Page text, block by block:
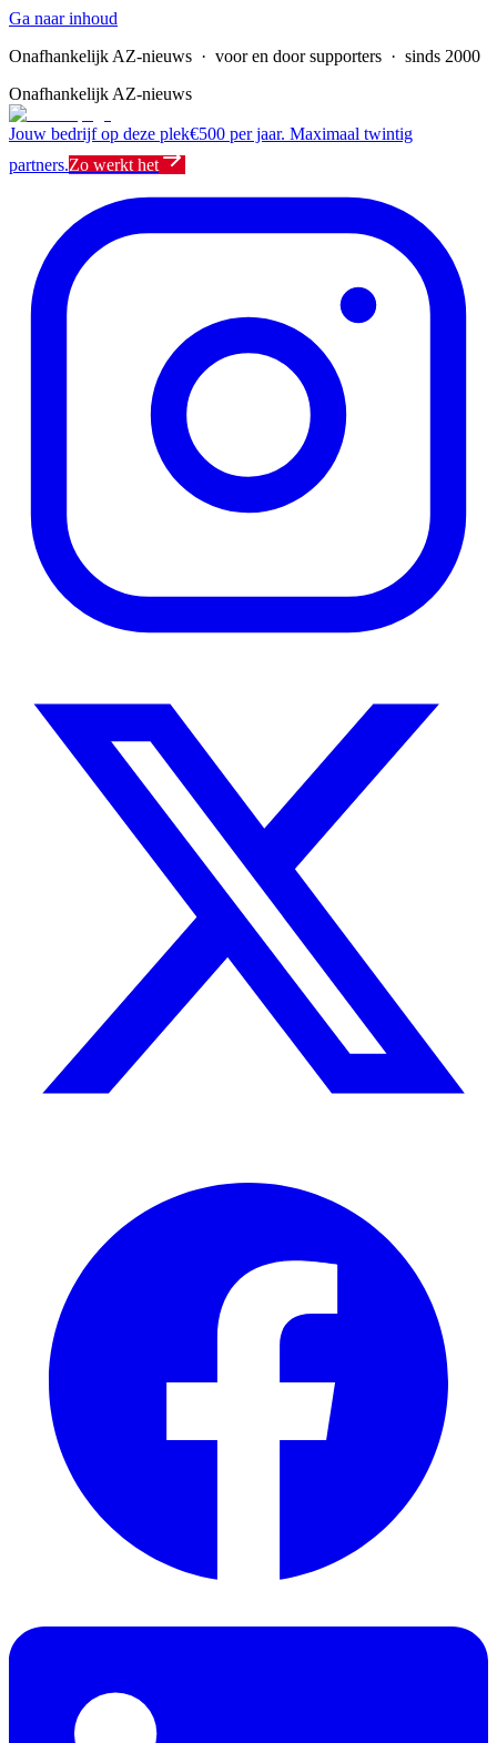
Ga naar inhoud
Onafhankelijk AZ-nieuws · voor en door supporters · sinds 2000
Onafhankelijk AZ-nieuws
Jouw bedrijf op deze plek€500 per jaar. Maximaal twintig
partners.Zo werkt het